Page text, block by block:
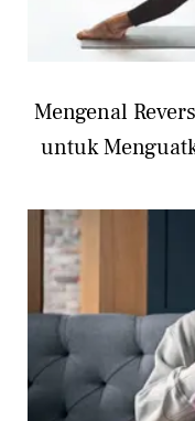
Mengenal
untuk